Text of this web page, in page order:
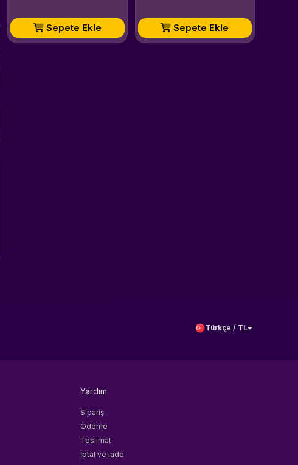
Sepete Ekle Sepete Ekle
Türkçe / TL
Yardım
Sipariş
Ödeme
Teslimat
İptal ve iade